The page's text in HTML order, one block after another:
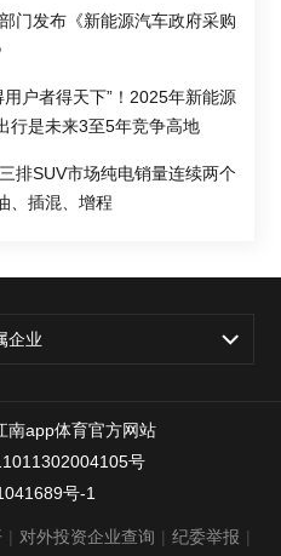
门发布《新能源汽车政府采购
户者得天下”！2025年新能源
行是未来3至5年竞争高地
排SUV市场纯电销量连续两个
、插混、增程
企业
南app体育官方网站
号
号-1
| 对外投资企业查询 | 纪委举报 |